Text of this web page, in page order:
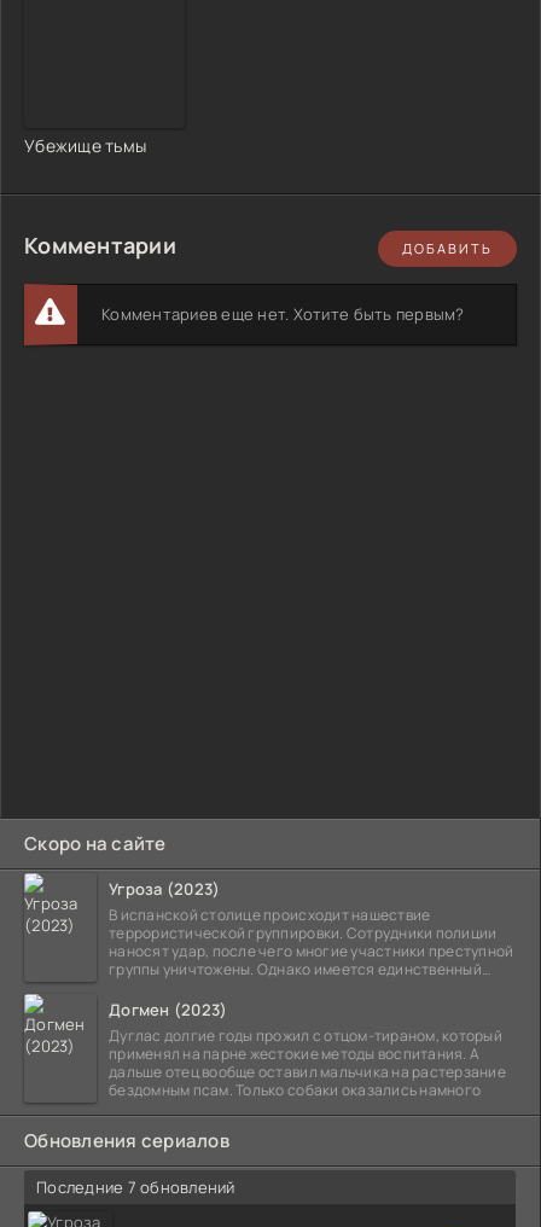
Скоро на сайте
Угроза (2023)
В испанской столице происходит нашествие
террористической группировки. Сотрудники полиции
наносят удар, после чего многие участники преступной
группы уничтожены. Однако имеется единственный
Догмен (2023)
Дуглас долгие годы прожил с отцом-тираном, который
применял на парне жестокие методы воспитания. А
дальше отец вообще оставил мальчика на растерзание
бездомным псам. Только собаки оказались намного
Обновления сериалов
Последние 7 обновлений
Убежище тьмы
Комментарии ДОБАВИТЬ
Комментариев еще нет. Хотите быть первым?